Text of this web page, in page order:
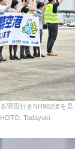
羽田行きNH982便を見
Tadayuki